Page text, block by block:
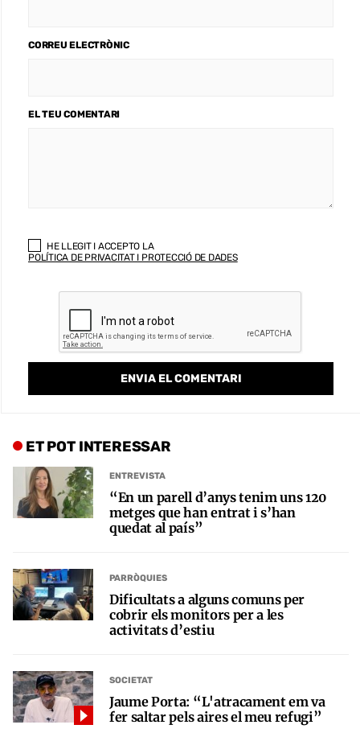
CORREU ELECTRÒNIC
EL TEU COMENTARI
HE LLEGIT I ACCEPTO LA
POLÍTICA DE PRIVACITAT I PROTECCIÓ DE DADES
ET POT INTERESSAR
ENTREVISTA
“En un parell d’anys tenim uns 120
metges que han entrat i s’han
quedat al país”
PARRÒQUIES
Dificultats a alguns comuns per
cobrir els monitors per a les
activitats d’estiu
SOCIETAT
Jaume Porta: “L'atracament em va
fer saltar pels aires el meu refugi”